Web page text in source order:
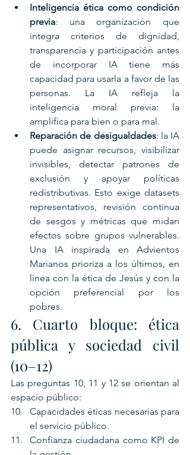
Inteligencia ética como condición
previa: una organización que
integra criterios de dignidad,
transparencia y participación antes
de incorporar IA tiene más
capacidad para usarla a favor de las
personas. La IA refleja la
inteligencia moral previa: la
amplifica para bien o para mal.
Reparación de desigualdades: la IA
puede asignar recursos, visibilizar
invisibles, detectar patrones de
exclusión y apoyar políticas
redistributivas. Esto exige datasets
representativos, revisión continua
de sesgos y métricas que midan
efectos sobre grupos vulnerables.
Una IA inspirada en Advientos
Marianos prioriza a los últimos, en
línea con la ética de Jesús y con la
opción preferencial por los
pobres.
6. Cuarto bloque: ética
pública y sociedad civil
(10–12)
Las preguntas 10, 11 y 12 se orientan al
espacio público:
Capacidades éticas necesarias para
el servicio público.
Confianza ciudadana como KPI de